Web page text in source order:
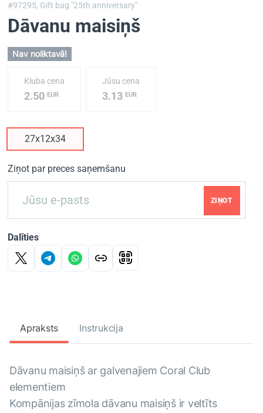
#97295, Gift bag "25th anniversary"
Dāvanu maisiņš
Nav noliktavā!
Kluba cena
2.50 EUR
Jūsu cena
3.13EUR
27x12x34
Ziņot par preces saņemšanu
ZIŅOT
Dalīties
Apraksts Instrukcija
Dāvanu maisiņš ar galvenajiem Coral Club
elementiem
Kompānijas zīmola dāvanu maisiņš ir veltīts